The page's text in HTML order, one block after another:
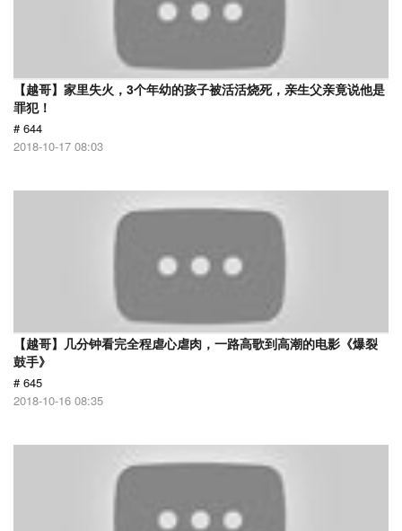
【越哥】家里失火，3个年幼的孩子被活活烧死，亲生父亲竟说他是
罪犯！
# 644
2018-10-17 08:03
【越哥】几分钟看完全程虐心虐肉，一路高歌到高潮的电影《爆裂
鼓手》
# 645
2018-10-16 08:35